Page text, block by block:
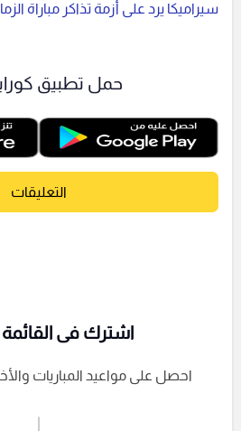
سيراميكا يرد على أزمة تذاكر مباراة
حمل تطبيق
التعليقات
اشترك فى القائمة
احصل على مواعيد المباريات